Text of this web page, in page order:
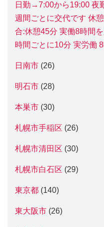
日勤→7:00から19:00 夜
週間ごとに交代です 休
合:休憩45分 実働8時間
時間ごとに10分 実労働
日南市 (26)
明石市 (28)
本巣市 (30)
札幌市手稲区 (26)
札幌市清田区 (30)
札幌市白石区 (29)
東京都 (140)
東大阪市 (26)